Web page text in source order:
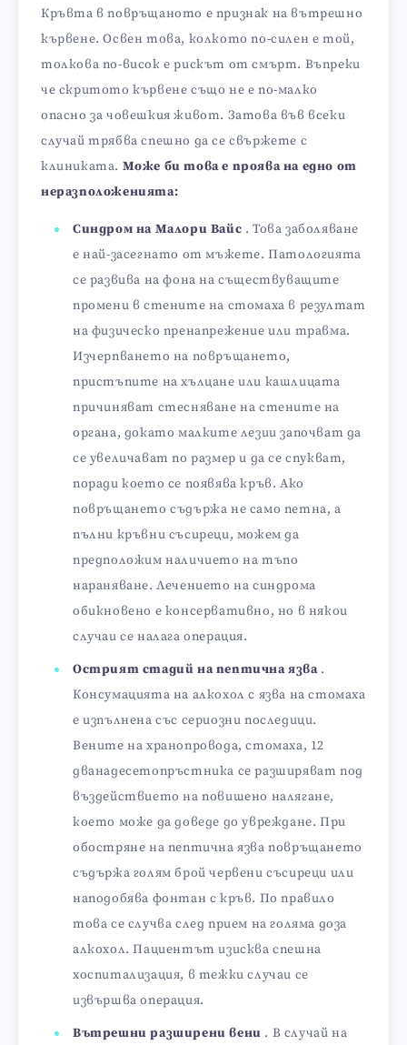
Кръвта в повръщаното е признак на вътрешно
кървене. Освен това, колкото по-силен е той,
толкова по-висок е рискът от смърт. Въпреки
че скритото кървене също не е по-малко
опасно за човешкия живот. Затова във всеки
случай трябва спешно да се свържете с
клиниката. Може би това е проява на едно от
неразположенията:
Синдром на Малори Вайс . Това заболяване
е най-засегнато от мъжете. Патологията
се развива на фона на съществуващите
промени в стените на стомаха в резултат
на физическо пренапрежение или травма.
Изчерпването на повръщането,
пристъпите на хълцане или кашлицата
причиняват стесняване на стените на
органа, докато малките лезии започват да
се увеличават по размер и да се спукват,
поради което се появява кръв. Ако
повръщането съдържа не само петна, а
пълни кръвни съсиреци, можем да
предположим наличието на тъпо
нараняване. Лечението на синдрома
обикновено е консервативно, но в някои
случаи се налага операция.
Острият стадий на пептична язва.
Консумацията на алкохол с язва на стомаха
е изпълнена със сериозни последици.
Вените на хранопровода, стомаха, 12
дванадесетопръстника се разширяват под
въздействието на повишено налягане,
което може да доведе до увреждане. При
обостряне на пептична язва повръщането
съдържа голям брой червени съсиреци или
наподобява фонтан с кръв. По правило
това се случва след прием на голяма доза
алкохол. Пациентът изисква спешна
хоспитализация, в тежки случаи се
извършва операция.
Вътрешни разширени вени . В случай на